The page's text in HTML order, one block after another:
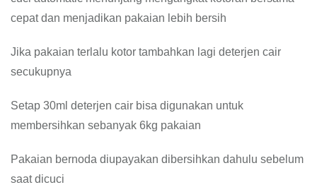
cepat dan menjadikan pakaian lebih bersih
Jika pakaian terlalu kotor tambahkan lagi deterjen cair
secukupnya
Setap 30ml deterjen cair bisa digunakan untuk
membersihkan sebanyak 6kg pakaian
Pakaian bernoda diupayakan dibersihkan dahulu sebelum
saat dicuci